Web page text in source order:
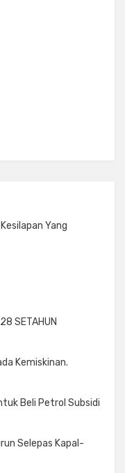
Yang
SETAHUN
Kemiskinan.
Beli Petrol Subsidi
Selepas Kapal-